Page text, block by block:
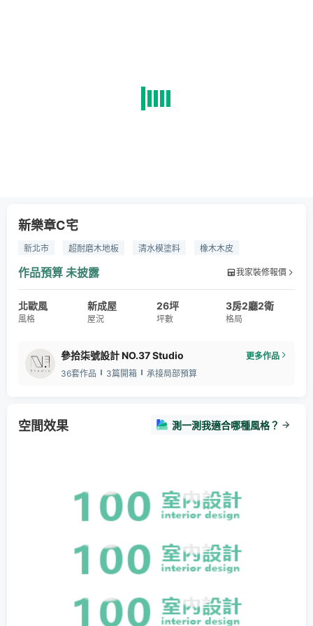
新樂章C宅
新北市 超耐磨木地板 清水模塗料
橡木木皮
實木線板
玻璃
作品預算 未披露 我家裝修報價
北歐風
風格
新成屋
屋況
26坪
坪數
3房2廳2衛
格局
參拾柒號設計 NO.37 Studio
更多作品
36套作品
3篇開箱 承接局部預算
空間效果 測一測我適合哪種風格？